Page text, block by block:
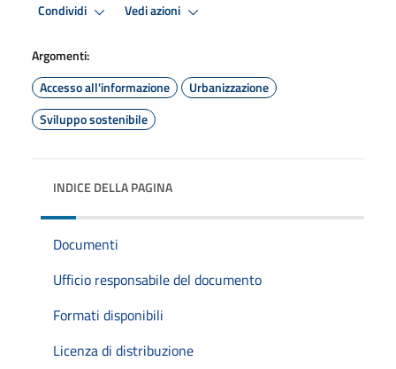
Condividi Vedi azioni
Argomenti:
Accesso all'informazione
Urbanizzazione
Sviluppo sostenibile
INDICE DELLA PAGINA
Documenti
Ufficio responsabile del documento
Formati disponibili
Licenza di distribuzione